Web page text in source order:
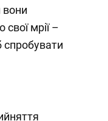
вони
мрії –
спробувати